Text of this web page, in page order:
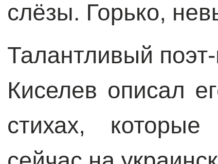
слёзы. Горько,
Талантливый
Киселев описал
стихах,